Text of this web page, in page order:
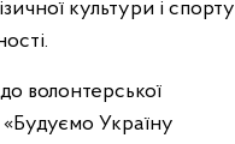
культури і спорту
волонтерської
«Будуємо Україну